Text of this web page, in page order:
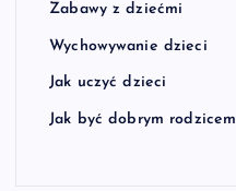
Zabawy z dziećmi
Wychowywanie dzieci
Jak uczyć dzieci
Jak być dobrym rodzicem